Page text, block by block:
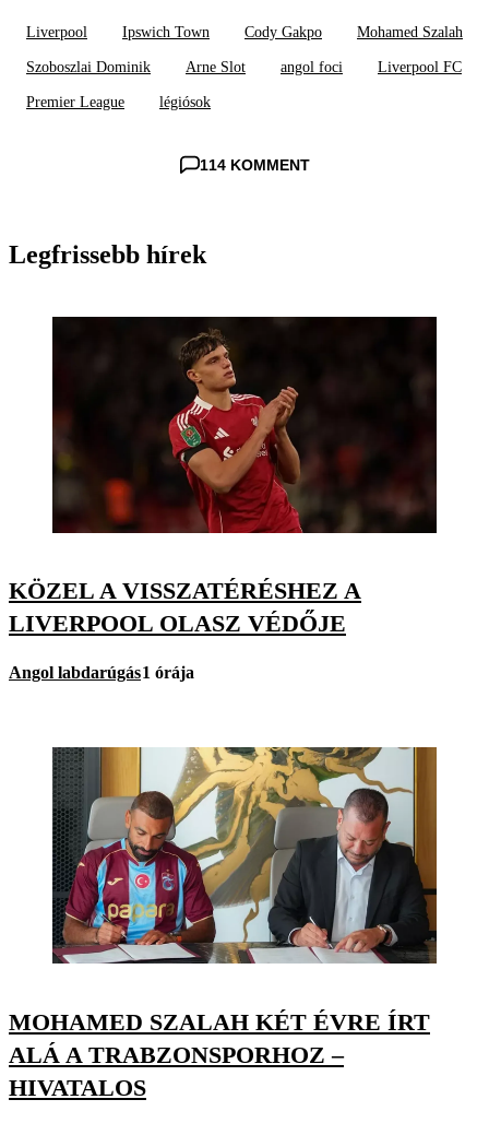
Liverpool Ipswich Town Cody Gakpo Mohamed Szalah
Szoboszlai Dominik Arne Slot angol foci Liverpool FC
Premier League légiósok
114 KOMMENT
Legfrissebb hírek
KÖZEL A VISSZATÉRÉSHEZ A
LIVERPOOL OLASZ VÉDŐJE
Angol labdarúgás1 órája
MOHAMED SZALAH KÉT ÉVRE ÍRT
ALÁ A TRABZONSPORHOZ –
HIVATALOS